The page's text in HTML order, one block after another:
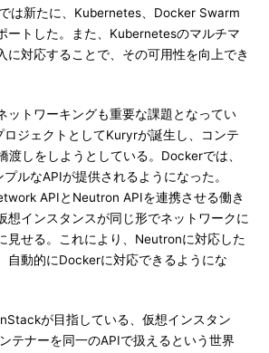
は新たに、Kubernetes、Docker Swarm
ートした。また、Kubernetesのマルチマ
に対応することで、その可用性を向上でき
トワーキングも重要な課題となってい
ジェクトとしてKuryrが誕生し、コンテ
渡しをしようとしている。Dockerでは、
ルなAPIが提供されるようになった。
APIとNeutron APIを連携させる働き
想インスタンスが同じ形でネットワークに
見せる。これにより、Neutronに対応した
自動的にDockerに対応できるようにな
が目指している、仮想インスタン
テナーを同一のAPIで扱えるという世界